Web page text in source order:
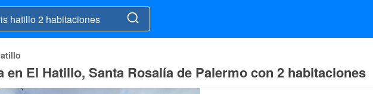
El Hatillo, Santa Rosalía de Palermo con 2 habitaciones